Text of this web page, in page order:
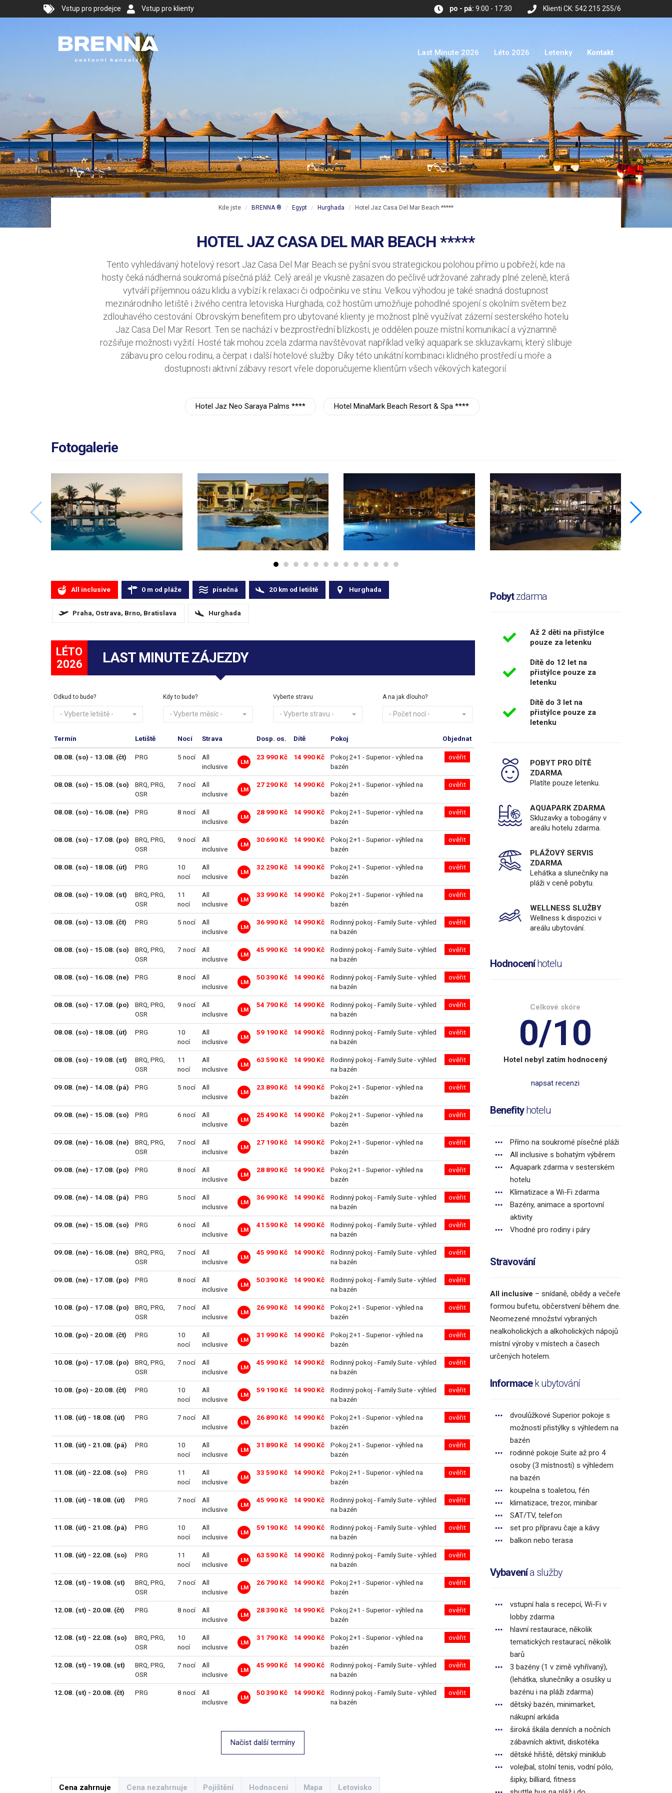
Vstup pro prodejce Vstup pro klienty Klienti CK: 542 215 255/6
po - pá: 9:00 - 17:30
Last Minute 2026 Léto 2026 Letenky Kontakt
Kde jste BRENNA ® Egypt Hurghada Hotel Jaz Casa Del Mar Beach *****
HOTEL JAZ CASA DEL MAR BEACH *****
Tento vyhledávaný hotelový resort Jaz Casa Del Mar Beach se pyšní svou strategickou polohou přímo u pobřeží, kde na
hosty čeká nádherná soukromá písečná pláž. Celý areál je vkusně zasazen do pečlivě udržované zahrady plné zeleně, která
vytváří příjemnou oázu klidu a vybízí k relaxaci či odpočinku ve stínu. Velkou výhodou je také snadná dostupnost
mezinárodního letiště i živého centra letoviska Hurghada, což hostům umožňuje pohodlné spojení s okolním světem bez
zdlouhavého cestování. Obrovským benefitem pro ubytované klienty je možnost plně využívat zázemí sesterského hotelu
Jaz Casa Del Mar Resort. Ten se nachází v bezprostřední blízkosti, je oddělen pouze místní komunikací a významně
rozšiřuje možnosti vyžití. Hosté tak mohou zcela zdarma navštěvovat například velký aquapark se skluzavkami, který slibuje
zábavu pro celou rodinu, a čerpat i další hotelové služby. Díky této unikátní kombinaci klidného prostředí u moře a
dostupnosti aktivní zábavy resort vřele doporučujeme klientům všech věkových kategorií.
Hotel Jaz Neo Saraya Palms **** Hotel MinaMark Beach Resort & Spa ****
Fotogalerie
All inclusive 0 m od pláže písečná 20 km od letiště Hurghada
Praha, Ostrava, Brno, Bratislava Hurghada
LÉTO
2026
LAST MINUTE ZÁJEZDY
Odkud to bude?
- Vyberte letiště -
Kdy to bude?
- Vyberte měsíc -
Vyberte stravu
- Vyberte stravu -
A na jak dlouho?
- Počet nocí -
Termín Letiště Nocí Strava Dosp. os. Dítě Pokoj Objednat
08.08. (so) - 13.08. (čt) PRG 5 nocí
All
inclusive
LM
23 990 Kč 14 990 Kč
Pokoj 2+1 - Superior - výhled na
bazén
ověřit
08.08. (so) - 15.08. (so) BRQ, PRG,
OSR
7 nocí
All
inclusive
LM
27 290 Kč 14 990 Kč
Pokoj 2+1 - Superior - výhled na
bazén
ověřit
08.08. (so) - 16.08. (ne) PRG 8 nocí
All
inclusive
LM
28 990 Kč 14 990 Kč
Pokoj 2+1 - Superior - výhled na
bazén
ověřit
08.08. (so) - 17.08. (po) BRQ, PRG,
OSR
9 nocí
All
inclusive
LM
30 690 Kč 14 990 Kč
Pokoj 2+1 - Superior - výhled na
bazén
ověřit
08.08. (so) - 18.08. (út) PRG
10
nocí
All
inclusive
LM
32 290 Kč 14 990 Kč
Pokoj 2+1 - Superior - výhled na
bazén
ověřit
08.08. (so) - 19.08. (st) BRQ, PRG,
OSR
11
nocí
All
inclusive
LM
33 990 Kč 14 990 Kč
Pokoj 2+1 - Superior - výhled na
bazén
ověřit
08.08. (so) - 13.08. (čt) PRG 5 nocí
All
inclusive
LM
36 990 Kč 14 990 Kč
Rodinný pokoj - Family Suite - výhled
na bazén
ověřit
08.08. (so) - 15.08. (so) BRQ, PRG,
OSR
7 nocí
All
inclusive
LM
45 990 Kč 14 990 Kč
Rodinný pokoj - Family Suite - výhled
na bazén
ověřit
08.08. (so) - 16.08. (ne) PRG 8 nocí
All
inclusive
LM
50 390 Kč 14 990 Kč
Rodinný pokoj - Family Suite - výhled
na bazén
ověřit
08.08. (so) - 17.08. (po) BRQ, PRG,
OSR
9 nocí
All
inclusive
LM
54 790 Kč 14 990 Kč
Rodinný pokoj - Family Suite - výhled
na bazén
ověřit
08.08. (so) - 18.08. (út) PRG
10
nocí
All
inclusive
LM
59 190 Kč 14 990 Kč
Rodinný pokoj - Family Suite - výhled
na bazén
ověřit
08.08. (so) - 19.08. (st) BRQ, PRG,
OSR
11
nocí
All
inclusive
LM
63 590 Kč 14 990 Kč
Rodinný pokoj - Family Suite - výhled
na bazén
ověřit
09.08. (ne) - 14.08. (pá) PRG 5 nocí
All
inclusive
LM
23 890 Kč 14 990 Kč
Pokoj 2+1 - Superior - výhled na
bazén
ověřit
09.08. (ne) - 15.08. (so) PRG 6 nocí
All
inclusive
LM
25 490 Kč 14 990 Kč
Pokoj 2+1 - Superior - výhled na
bazén
ověřit
09.08. (ne) - 16.08. (ne) BRQ, PRG,
OSR
7 nocí
All
inclusive
LM
27 190 Kč 14 990 Kč
Pokoj 2+1 - Superior - výhled na
bazén
ověřit
09.08. (ne) - 17.08. (po) PRG 8 nocí
All
inclusive
LM
28 890 Kč 14 990 Kč
Pokoj 2+1 - Superior - výhled na
bazén
ověřit
09.08. (ne) - 14.08. (pá) PRG 5 nocí
All
inclusive
LM
36 990 Kč 14 990 Kč
Rodinný pokoj - Family Suite - výhled
na bazén
ověřit
09.08. (ne) - 15.08. (so) PRG 6 nocí
All
inclusive
LM
41 590 Kč 14 990 Kč
Rodinný pokoj - Family Suite - výhled
na bazén
ověřit
09.08. (ne) - 16.08. (ne) BRQ, PRG,
OSR
7 nocí
All
inclusive
LM
45 990 Kč 14 990 Kč
Rodinný pokoj - Family Suite - výhled
na bazén
ověřit
09.08. (ne) - 17.08. (po) PRG 8 nocí
All
inclusive
LM
50 390 Kč 14 990 Kč
Rodinný pokoj - Family Suite - výhled
na bazén
ověřit
10.08. (po) - 17.08. (po) BRQ, PRG,
OSR
7 nocí
All
inclusive
LM
26 990 Kč 14 990 Kč
Pokoj 2+1 - Superior - výhled na
bazén
ověřit
10.08. (po) - 20.08. (čt) PRG
10
nocí
All
inclusive
LM
31 990 Kč 14 990 Kč
Pokoj 2+1 - Superior - výhled na
bazén
ověřit
10.08. (po) - 17.08. (po) BRQ, PRG,
OSR
7 nocí
All
inclusive
LM
45 990 Kč 14 990 Kč
Rodinný pokoj - Family Suite - výhled
na bazén
ověřit
10.08. (po) - 20.08. (čt) PRG
10
nocí
All
inclusive
LM
59 190 Kč 14 990 Kč
Rodinný pokoj - Family Suite - výhled
na bazén
ověřit
11.08. (út) - 18.08. (út) PRG 7 nocí
All
inclusive
LM
26 890 Kč 14 990 Kč
Pokoj 2+1 - Superior - výhled na
bazén
ověřit
11.08. (út) - 21.08. (pá) PRG
10
nocí
All
inclusive
LM
31 890 Kč 14 990 Kč
Pokoj 2+1 - Superior - výhled na
bazén
ověřit
11.08. (út) - 22.08. (so) PRG
11
nocí
All
inclusive
LM
33 590 Kč 14 990 Kč
Pokoj 2+1 - Superior - výhled na
bazén
ověřit
11.08. (út) - 18.08. (út) PRG 7 nocí
All
inclusive
LM
45 990 Kč 14 990 Kč
Rodinný pokoj - Family Suite - výhled
na bazén
ověřit
11.08. (út) - 21.08. (pá) PRG
10
nocí
All
inclusive
LM
59 190 Kč 14 990 Kč
Rodinný pokoj - Family Suite - výhled
na bazén
ověřit
11.08. (út) - 22.08. (so) PRG
11
nocí
All
inclusive
LM
63 590 Kč 14 990 Kč
Rodinný pokoj - Family Suite - výhled
na bazén
ověřit
12.08. (st) - 19.08. (st) BRQ, PRG,
OSR
7 nocí
All
inclusive
LM
26 790 Kč 14 990 Kč
Pokoj 2+1 - Superior - výhled na
bazén
ověřit
12.08. (st) - 20.08. (čt) PRG 8 nocí
All
inclusive
LM
28 390 Kč 14 990 Kč
Pokoj 2+1 - Superior - výhled na
bazén
ověřit
12.08. (st) - 22.08. (so) BRQ, PRG,
OSR
10
nocí
All
inclusive
LM
31 790 Kč 14 990 Kč
Pokoj 2+1 - Superior - výhled na
bazén
ověřit
12.08. (st) - 19.08. (st) BRQ, PRG,
OSR
7 nocí
All
inclusive
LM
45 990 Kč 14 990 Kč
Rodinný pokoj - Family Suite - výhled
na bazén
ověřit
12.08. (st) - 20.08. (čt) PRG 8 nocí
All
inclusive
LM
50 390 Kč 14 990 Kč
Rodinný pokoj - Family Suite - výhled
na bazén
ověřit
Načíst další termíny
Cena zahrnuje Cena nezahrnuje Pojištění Hodnocení Mapa Letovisko
Pobytzdarma
Až 2 děti na přistýlce
pouze za letenku
Dítě do 12 let na
přistýlce pouze za
letenku
Dítě do 3 let na
přistýlce pouze za
letenku
POBYT PRO DÍTĚ
ZDARMA
Platíte pouze letenku.
AQUAPARK ZDARMA
Skluzavky a tobogány v
areálu hotelu zdarma.
PLÁŽOVÝ SERVIS
ZDARMA
Lehátka a slunečníky na
pláži v ceně pobytu.
WELLNESS SLUŽBY
Wellness k dispozici v
areálu ubytování.
Hodnoceníhotelu
Celkové skóre
0/10
Hotel nebyl zatím hodnocený
napsat recenzi
Benefityhotelu
Přímo na soukromé písečné pláži
All inclusive s bohatým výběrem
Aquapark zdarma v sesterském
hotelu
Klimatizace a Wi-Fi zdarma
Bazény, animace a sportovní
aktivity
Vhodné pro rodiny i páry
Stravování
All inclusive – snídaně, obědy a večeře
formou bufetu, občerstvení během dne.
Neomezené množství vybraných
nealkoholických a alkoholických nápojů
místní výroby v místech a časech
určených hotelem.
Informacek ubytování
dvoulůžkové Superior pokoje s
možností přistýlky s výhledem na
bazén
rodinné pokoje Suite až pro 4
osoby (3 místnosti) s výhledem
na bazén
koupelna s toaletou, fén
klimatizace, trezor, minibar
SAT/TV, telefon
set pro přípravu čaje a kávy
balkon nebo terasa
Vybavenía služby
vstupní hala s recepcí, Wi-Fi v
lobby zdarma
hlavní restaurace, několik
tematických restaurací, několik
barů
3 bazény (1 v zimě vyhřívaný),
(lehátka, slunečníky a osušky u
bazénu i na pláži zdarma)
dětský bazén, minimarket,
nákupní arkáda
široká škála denních a nočních
zábavních aktivit, diskotéka
dětské hřiště, dětský miniklub
volejbal, stolní tenis, vodní pólo,
šipky, billiard, fitness